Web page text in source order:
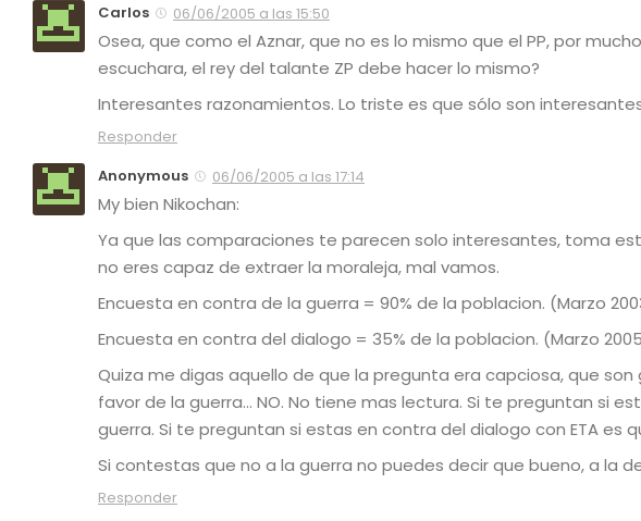
Carlos
06/06/2005 a las 15:50
Osea, que como el Aznar, que no es lo mismo que el PP, por
escuchara, el rey del talante ZP debe hacer lo mismo?
Interesantes razonamientos. Lo triste es que sólo son
Responder
Anonymous
06/06/2005 a las 17:14
My bien Nikochan:
Ya que las comparaciones te parecen solo interesantes, toma
no eres capaz de extraer la moraleja, mal vamos.
Encuesta en contra de la guerra = 90% de la poblacion. (Marzo
Encuesta en contra del dialogo = 35% de la poblacion. (Marzo
Quiza me digas aquello de que la pregunta era capciosa, que
favor de la guerra… NO. No tiene mas lectura. Si te preguntan si
guerra. Si te preguntan si estas en contra del dialogo con ETA es
Si contestas que no a la guerra no puedes decir que bueno, a la
Responder